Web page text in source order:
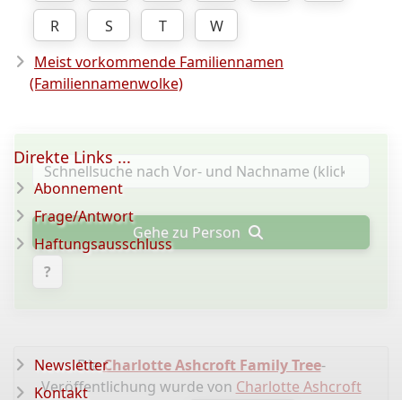
R
S T
W
Meist vorkommende Familiennamen
(Familiennamenwolke)
Gehe zu Person
?
DieCharlotte Ashcroft Family Tree-
Veröffentlichung wurde von Charlotte Ashcroft
Direkte Links ...
Abonnement
Frage/Antwort
Haftungsausschluss
Newsletter
Kontakt